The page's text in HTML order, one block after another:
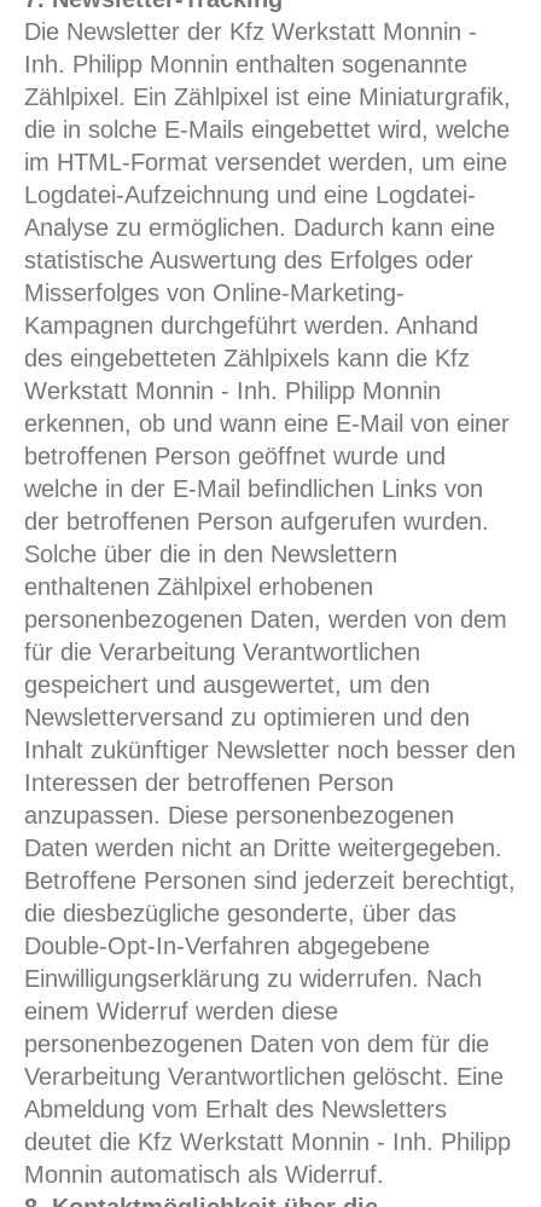
Die Newsletter der Kfz Werkstatt Monnin -
Inh. Philipp Monnin enthalten sogenannte
Zählpixel. Ein Zählpixel ist eine Miniaturgrafik,
die in solche E-Mails eingebettet wird, welche
im HTML-Format versendet werden, um eine
Logdatei-Aufzeichnung und eine Logdatei-
Analyse zu ermöglichen. Dadurch kann eine
statistische Auswertung des Erfolges oder
Misserfolges von Online-Marketing-
Kampagnen durchgeführt werden. Anhand
des eingebetteten Zählpixels kann die Kfz
Werkstatt Monnin - Inh. Philipp Monnin
erkennen, ob und wann eine E-Mail von einer
betroffenen Person geöffnet wurde und
welche in der E-Mail befindlichen Links von
der betroffenen Person aufgerufen wurden.
Solche über die in den Newslettern
enthaltenen Zählpixel erhobenen
personenbezogenen Daten, werden von dem
für die Verarbeitung Verantwortlichen
gespeichert und ausgewertet, um den
Newsletterversand zu optimieren und den
Inhalt zukünftiger Newsletter noch besser den
Interessen der betroffenen Person
anzupassen. Diese personenbezogenen
Daten werden nicht an Dritte weitergegeben.
Betroffene Personen sind jederzeit berechtigt,
die diesbezügliche gesonderte, über das
Double-Opt-In-Verfahren abgegebene
Einwilligungserklärung zu widerrufen. Nach
einem Widerruf werden diese
personenbezogenen Daten von dem für die
Verarbeitung Verantwortlichen gelöscht. Eine
Abmeldung vom Erhalt des Newsletters
deutet die Kfz Werkstatt Monnin - Inh. Philipp
Monnin automatisch als Widerruf.